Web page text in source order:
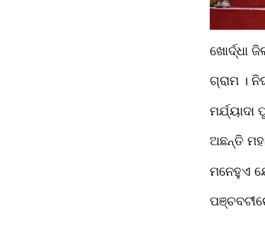
ଖୋର୍ଦ୍ଧା
ଗ୍ରାମ ।
ଅଛନ୍ତି
ମନେହୁଏ